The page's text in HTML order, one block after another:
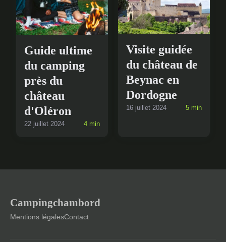
Guide ultime
du camping
près du
château
d'Oléron
22 juillet 2024 4 min
Visite guidée
du château de
Beynac en
Dordogne
16 juillet 2024 5 min
Campingchambord
Mentions légalesContact